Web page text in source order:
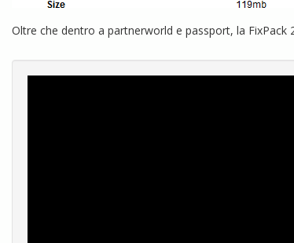
Oltre che dentro a partnerworld e passport, la FixPack